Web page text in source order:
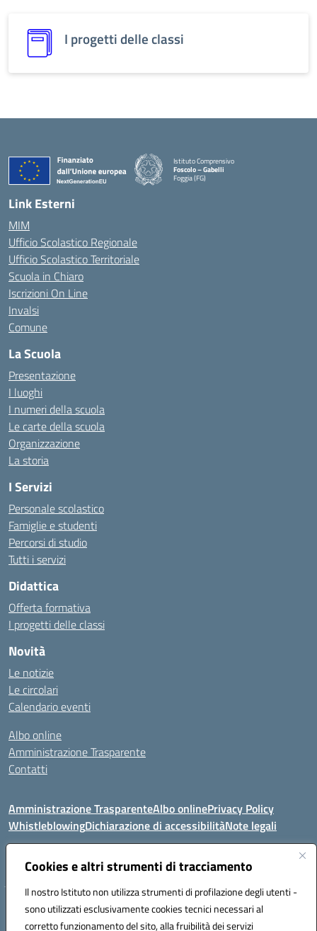
Cookies e altri strumenti di tracciamento
Il nostro Istituto non utilizza strumenti di profilazione degli utenti -
sono utilizzati esclusivamente cookies tecnici necessari al
corretto funzionamento del sito, alla fruibilità dei servizi
I progetti delle classi
Istituto Comprensivo
Foscolo – Gabelli
Foggia (FG)
Link Esterni
MIM
Ufficio Scolastico Regionale
Ufficio Scolastico Territoriale
Scuola in Chiaro
Iscrizioni On Line
Invalsi
Comune
La Scuola
Presentazione
I luoghi
I numeri della scuola
Le carte della scuola
Organizzazione
La storia
I Servizi
Personale scolastico
Famiglie e studenti
Percorsi di studio
Tutti i servizi
Didattica
Offerta formativa
I progetti delle classi
Novità
Le notizie
Le circolari
Calendario eventi
Albo online
Amministrazione Trasparente
Contatti
Amministrazione TrasparenteAlbo onlinePrivacy Policy
WhistleblowingDichiarazione di accessibilitàNote legali
Seguici su:
Telefono: 0881814875
Mail: fgic86100g@istruzione.it PEC: fgic86100g@pec.istruzione.it